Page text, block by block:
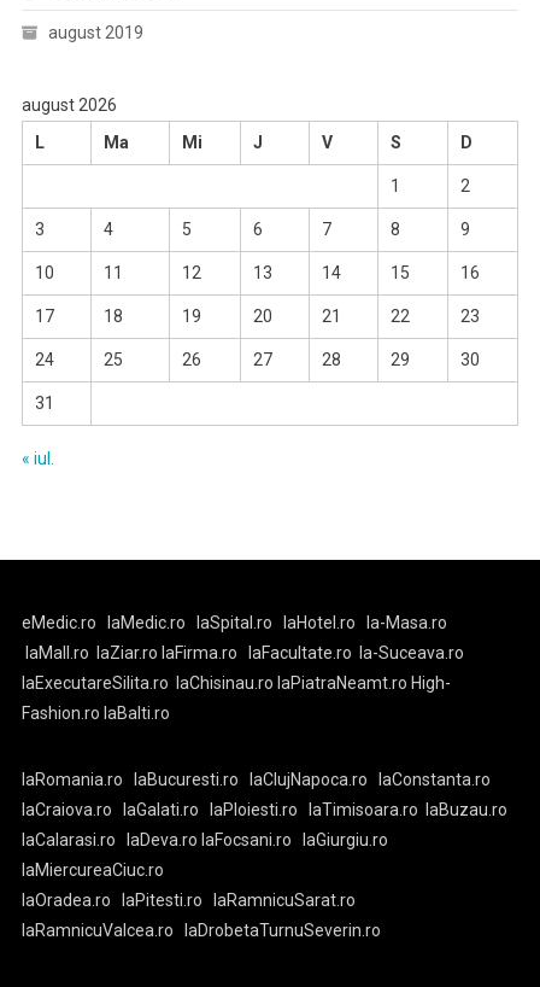
august 2019
august 2026
L
Ma Mi J V S D
1 2
3 4 5 6 7 8 9
10 11 12 13 14 15 16
17 18 19 20 21 22 23
24 25 26 27 28 29 30
31
« iul.
eMedic.ro laMedic.ro laSpital.ro laHotel.ro
la-Masa.ro
laMall.ro
laZiar.ro laFirma.ro laFacultate.ro
la-Suceava.ro
laExecutareSilita.ro
laChisinau.ro laPiatraNeamt.ro High-
Fashion.ro laBalti.ro
laRomania.ro laBucuresti.ro laClujNapoca.ro
laConstanta.ro
laCraiova.ro
laGalati.ro laPloiesti.ro laTimisoara.ro
laBuzau.ro
laCalarasi.ro
laDeva.ro laFocsani.ro
laGiurgiu.ro
laMiercureaCiuc.ro
laOradea.ro
laPitesti.ro
laRamnicuSarat.ro
laRamnicuValcea.ro
laDrobetaTurnuSeverin.ro